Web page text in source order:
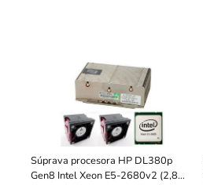
Súprava procesora HP DL380p
Gen8 Intel Xeon E5-2680v2 (2,8